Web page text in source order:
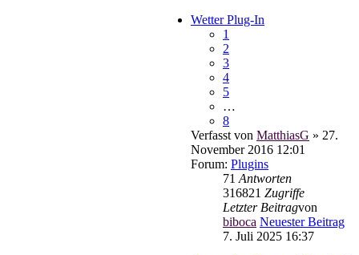
Wetter Plug-In
1
2
3
4
5
…
8
Verfasst von MatthiasG » 27.
November 2016 12:01
Forum: Plugins
71 Antworten
316821 Zugriffe
Letzter Beitragvon
biboca Neuester Beitrag
7. Juli 2025 16:37